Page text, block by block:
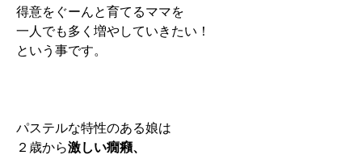
得意をぐーんと育てるママを
一人でも多く増やしていきたい！
という事です。
パステルな特性のある娘は
２歳から激しい癇癪、